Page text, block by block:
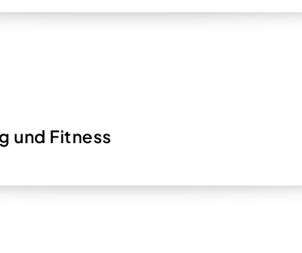
und Fitness